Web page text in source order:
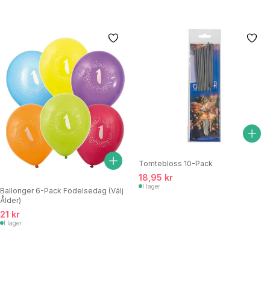
Ballonger 6-Pack Födelsedag (Välj
Ålder)
21 kr
I lager
Tomtebloss 10-Pack
18,95 kr
I lager